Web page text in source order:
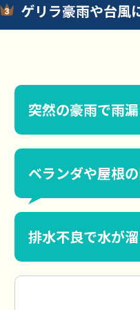
ゲリラ豪雨や台風
突然の豪雨で雨
ベランダや屋根
排水不良で水が